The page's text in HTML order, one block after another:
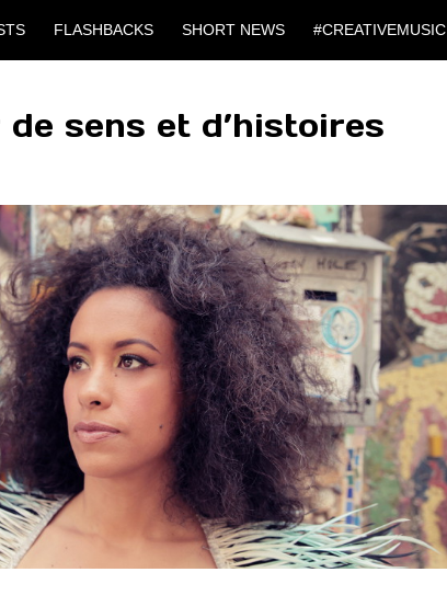
FLASHBACKS SHORT NEWS #CREATIVEMUSIC
sens et d’histoires